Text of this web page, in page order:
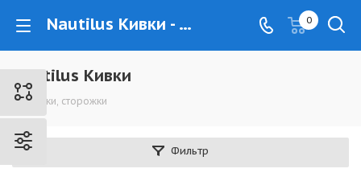
Nautilus Кивки - www.kovrovec.ru 0
Nautilus Кивки
Кивки, сторожки
Фильтр